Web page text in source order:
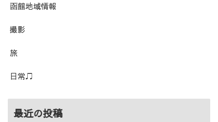
函館地域情報
撮影
旅
日常♫
最近の投稿